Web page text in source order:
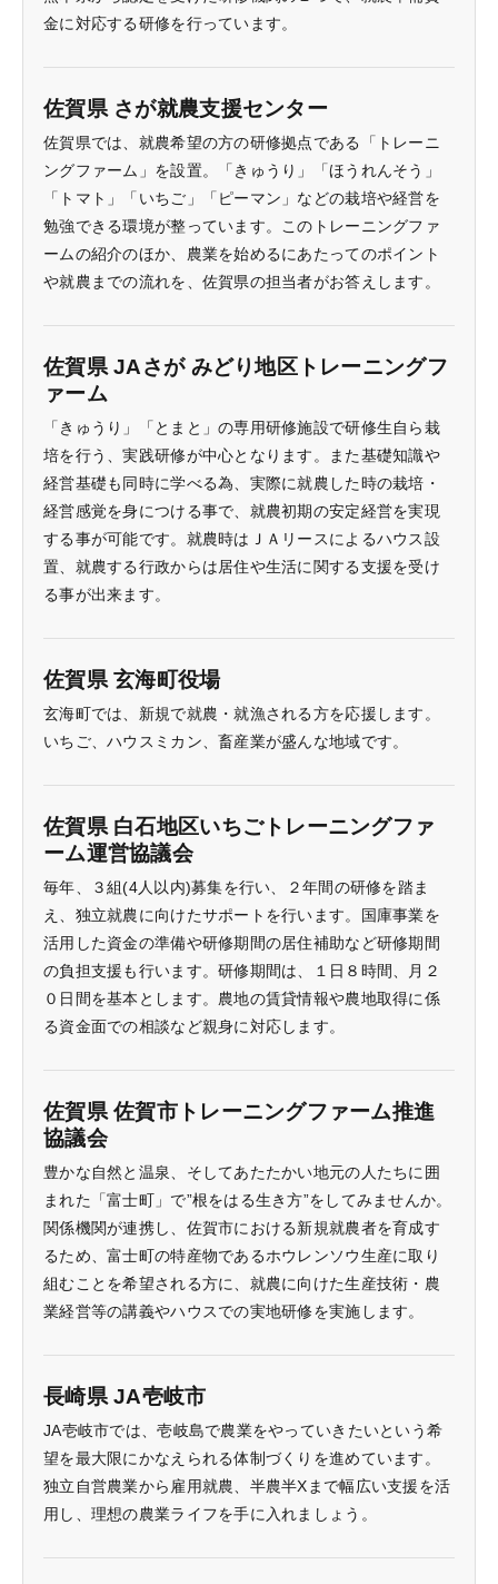
金に対応する研修を行っています。
佐賀県 さが就農支援センター
佐賀県では、就農希望の方の研修拠点である「トレーニ
ングファーム」を設置。「きゅうり」「ほうれんそう」
「トマト」「いちご」「ピーマン」などの栽培や経営を
勉強できる環境が整っています。このトレーニングファ
ームの紹介のほか、農業を始めるにあたってのポイント
や就農までの流れを、佐賀県の担当者がお答えします。
佐賀県 JAさが みどり地区トレーニングフ
ァーム
「きゅうり」「とまと」の専用研修施設で研修生自ら栽
培を行う、実践研修が中心となります。また基礎知識や
経営基礎も同時に学べる為、実際に就農した時の栽培・
経営感覚を身につける事で、就農初期の安定経営を実現
する事が可能です。就農時はＪＡリースによるハウス設
置、就農する行政からは居住や生活に関する支援を受け
る事が出来ます。
佐賀県 玄海町役場
玄海町では、新規で就農・就漁される方を応援します。
いちご、ハウスミカン、畜産業が盛んな地域です。
佐賀県 白石地区いちごトレーニングファ
ーム運営協議会
毎年、３組(4人以内)募集を行い、２年間の研修を踏ま
え、独立就農に向けたサポートを行います。国庫事業を
活用した資金の準備や研修期間の居住補助など研修期間
の負担支援も行います。研修期間は、１日８時間、月２
０日間を基本とします。農地の賃貸情報や農地取得に係
る資金面での相談など親身に対応します。
佐賀県 佐賀市トレーニングファーム推進
協議会
豊かな自然と温泉、そしてあたたかい地元の人たちに囲
まれた「富士町」で”根をはる生き方”をしてみませんか。
関係機関が連携し、佐賀市における新規就農者を育成す
るため、富士町の特産物であるホウレンソウ生産に取り
組むことを希望される方に、就農に向けた生産技術・農
業経営等の講義やハウスでの実地研修を実施します。
長崎県 JA壱岐市
JA壱岐市では、壱岐島で農業をやっていきたいという希
望を最大限にかなえられる体制づくりを進めています。
独立自営農業から雇用就農、半農半Xまで幅広い支援を活
用し、理想の農業ライフを手に入れましょう。